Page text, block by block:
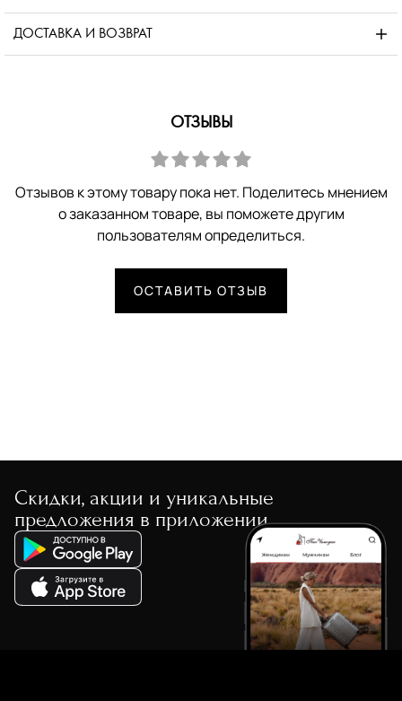
ДОСТАВКА И ВОЗВРАТ
ОТЗЫВЫ
Отзывов к этому товару пока нет. Поделитесь мнением
о заказанном товаре, вы поможете другим
пользователям определиться.
ОСТАВИТЬ ОТЗЫВ
Скидки, акции и уникальные
предложения в приложении